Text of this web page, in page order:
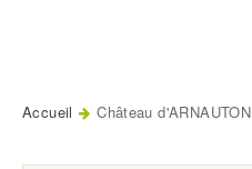
Accueil Château d'ARNAUTON